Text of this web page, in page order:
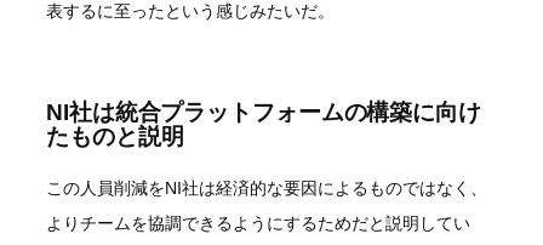
表するに至ったという感じみたいだ。
NI社は統合プラットフォームの構築に向け
たものと説明
この人員削減をNI社は経済的な要因によるものではなく、
よりチームを協調できるようにするためだと説明してい